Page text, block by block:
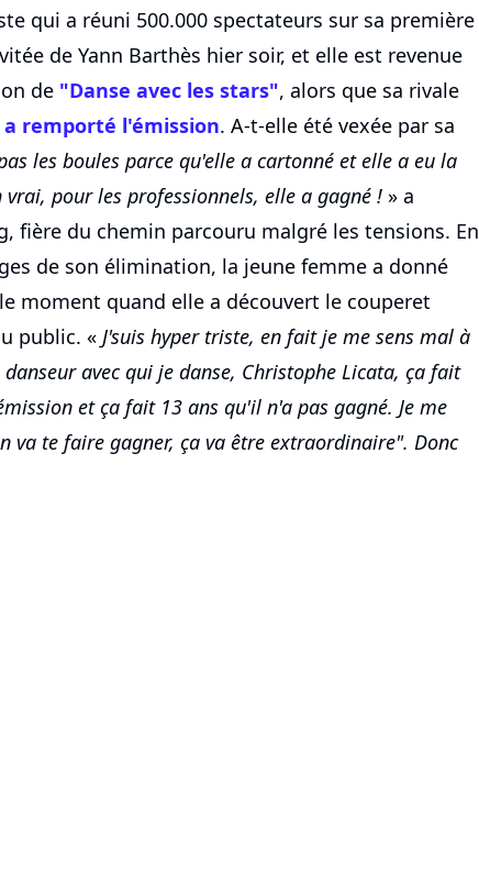
qui a réuni 500.000 spectateurs sur sa première
de Yann Barthès hier soir, et elle est revenue
de "Danse avec les stars", alors que sa rivale
remporté l'émission. A-t-elle été vexée par sa
les boules parce qu'elle a cartonné et elle a eu la
pour les professionnels, elle a gagné ! » a
fière du chemin parcouru malgré les tensions. En
de son élimination, la jeune femme a donné
moment quand elle a découvert le couperet
public. « J'suis hyper triste, en fait je me sens mal à
avec qui je danse, Christophe Licata, ça fait
et ça fait 13 ans qu'il n'a pas gagné. Je me
va te faire gagner, ça va être extraordinaire". Donc